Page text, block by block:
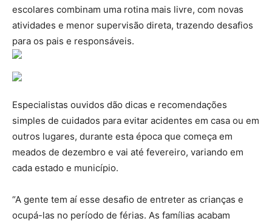
escolares combinam uma rotina mais livre, com novas
atividades e menor supervisão direta, trazendo desafios
para os pais e responsáveis.
Especialistas ouvidos dão dicas e recomendações
simples de cuidados para evitar acidentes em casa ou em
outros lugares, durante esta época que começa em
meados de dezembro e vai até fevereiro, variando em
cada estado e município.
“A gente tem aí esse desafio de entreter as crianças e
ocupá-las no período de férias. As famílias acabam